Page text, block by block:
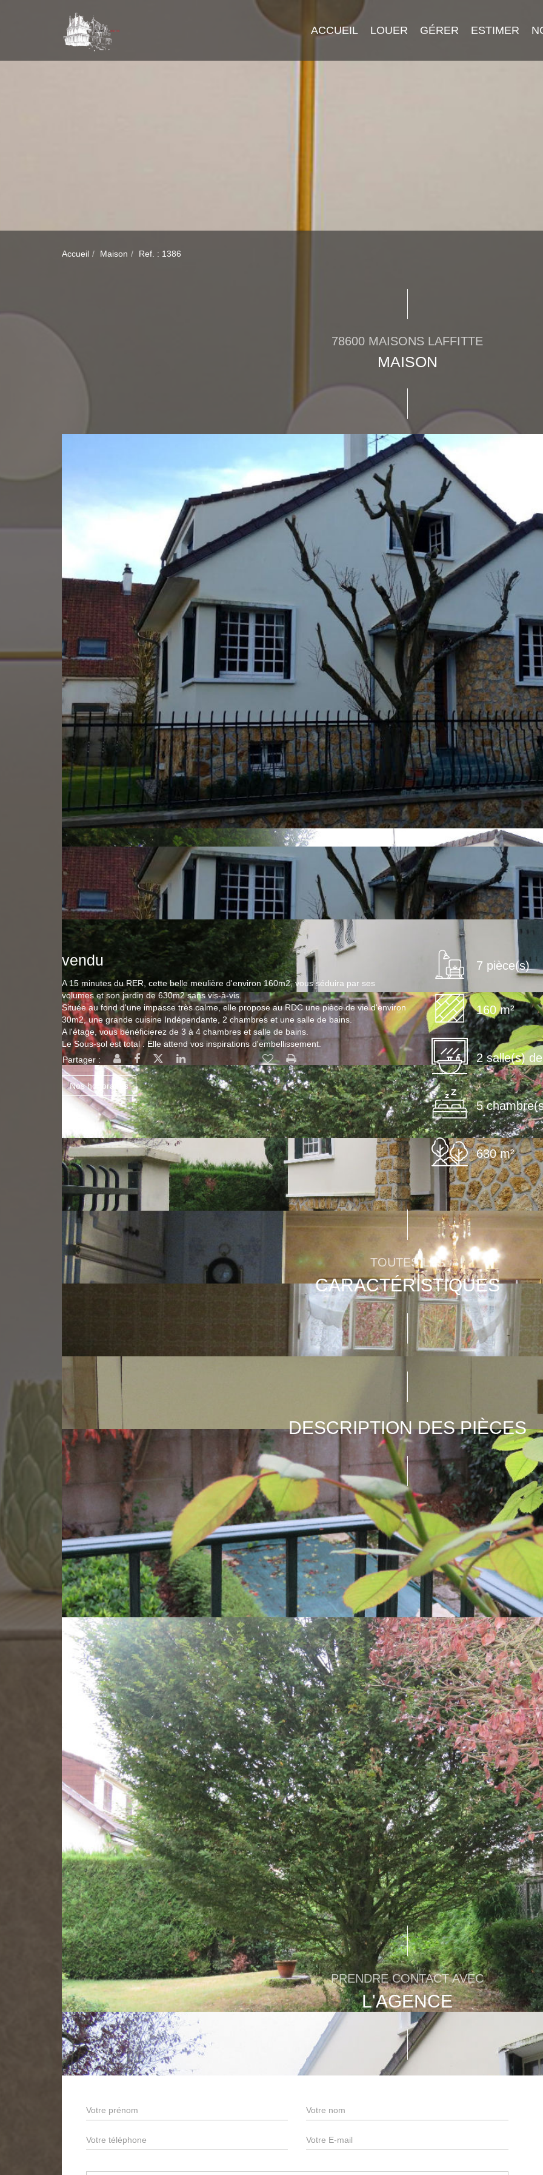
ACCUEIL LOUER GÉRER ESTIMER
Accueil Maison Ref. : 1386
78600 MAISONS LAFFITTE
MAISON
vendu
A 15 minutes du RER, cette belle meulière d'environ 160m2, vous séduira par ses
volumes et son jardin de 630m2 sans vis-à-vis.
Située au fond d'une impasse très calme, elle propose au RDC une pièce de vie d'environ
30m2, une grande cuisine Indépendante, 2 chambres et une salle de bains.
A l'étage, vous bénéficierez de 3 à 4 chambres et salle de bains.
Le Sous-sol est total . Elle attend vos inspirations d'embellissement.
Partager :
Nos honoraires
7 pièce(s)
160 m²
2 salle(s)
5
630 m²
TOUTES LES
CARACTÉRISTIQUES
DESCRIPTION DES PIÈCES
Niveau Pièce m2 Exp. Vue
00 Dégagement
00 Salon - Séjour 30
00 Cuisine
00 Chambre 1
00 Bureau
Salle de bains
00 W.C.
01 Dégagement
01 Chambre 1
01 Chambre 2
01 Chambre 3
01 Grenier
01 SDB + WC
-01 Buanderie
-01 Dégagement
-01 Débarras
-01 Parking
-01 Garage
PRENDRE CONTACT AVEC
L'AGENCE